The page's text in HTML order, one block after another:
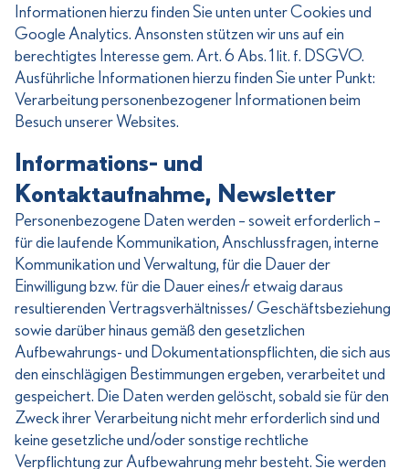
Informationen hierzu finden Sie unten unter Cookies und
Google Analytics. Ansonsten stützen wir uns auf ein
berechtigtes Interesse gem. Art. 6 Abs. 1 lit. f. DSGVO.
Ausführliche Informationen hierzu finden Sie unter Punkt:
Verarbeitung personenbezogener Informationen beim
Besuch unserer Websites.
Informations- und
Kontaktaufnahme, Newsletter
Personenbezogene Daten werden – soweit erforderlich –
für die laufende Kommunikation, Anschlussfragen, interne
Kommunikation und Verwaltung, für die Dauer der
Einwilligung bzw. für die Dauer eines/r etwaig daraus
resultierenden Vertragsverhältnisses/ Geschäftsbeziehung
sowie darüber hinaus gemäß den gesetzlichen
Aufbewahrungs- und Dokumentationspflichten, die sich aus
den einschlägigen Bestimmungen ergeben, verarbeitet und
gespeichert. Die Daten werden gelöscht, sobald sie für den
Zweck ihrer Verarbeitung nicht mehr erforderlich sind und
keine gesetzliche und/oder sonstige rechtliche
Verpflichtung zur Aufbewahrung mehr besteht. Sie werden